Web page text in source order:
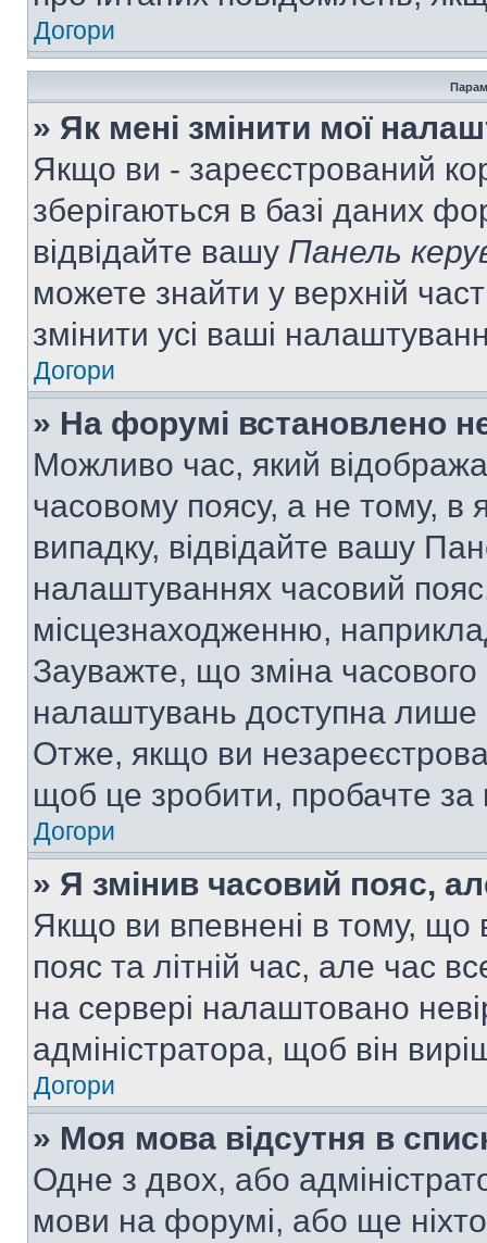
Догори
» Як мені змінити мої
Якщо ви - зареєстрований
зберігаються в базі даних
відвідайте вашу Панель
можете знайти у верхній
змінити усі ваші
Догори
» На форумі встановлено
Можливо час, який
часовому поясу, а не тому, в
випадку, відвідайте вашу
налаштуваннях часовий
місцезнаходженню,
Зауважте, що зміна часового
налаштувань доступна лише
Отже, якщо ви
щоб це зробити, пробачте за
Догори
» Я змінив часовий пояс,
Якщо ви впевнені в тому, що
пояс та літній час, але час
на сервері налаштовано
адміністратора, щоб він
Догори
» Моя мова відсутня в
Одне з двох, або
мови на форумі, або ще